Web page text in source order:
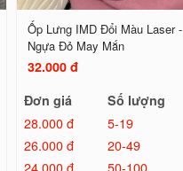
Ốp Lưng IMD Đổi Màu Laser -
Ngựa Đỏ May Mắn
32.000 đ
Đơn giá
Số lượng
28.000 đ
5-19
26.000 đ
20-49
24.000 đ
50-100